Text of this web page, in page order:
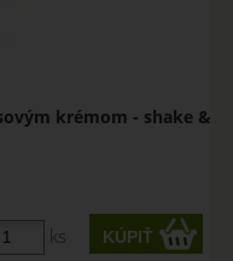
krémom - shake &
ks